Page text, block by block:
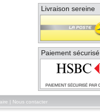
Livraison sereine
Paiement sécurisé
Nous contacter